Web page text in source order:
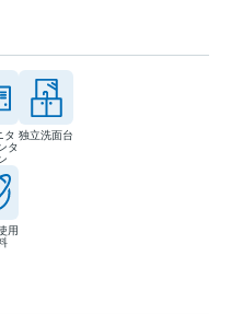
タ
タ
独立洗面台
用